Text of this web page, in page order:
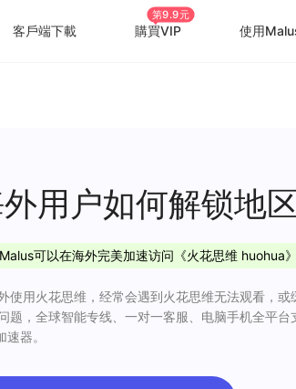
客戶端下載 購買VIP
第9.9元
使用
高级定制
使用帮助
用户如何解锁地
Malus可以在海外完美加速访问《火花思维 huohua
使用火花思维，经常会遇到火花思维无法观看，
题，全球智能专线、一对一客服、电脑手机全平
器。